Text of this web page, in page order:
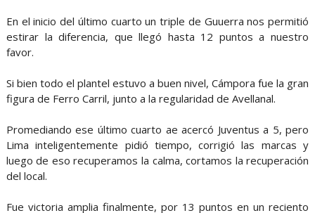
En el inicio del último cuarto un triple de Guuerra nos permitió
estirar la diferencia, que llegó hasta 12 puntos a nuestro
favor.
Si bien todo el plantel estuvo a buen nivel, Cámpora fue la gran
figura de Ferro Carril, junto a la regularidad de Avellanal.
Promediando ese último cuarto ae acercó Juventus a 5, pero
Lima inteligentemente pidió tiempo, corrigió las marcas y
luego de eso recuperamos la calma, cortamos la recuperación
del local.
Fue victoria amplia finalmente, por 13 puntos en un reciento